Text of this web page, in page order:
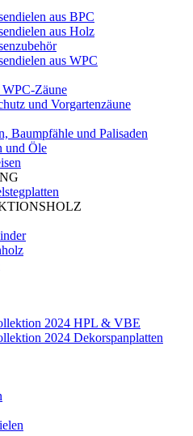
aus BPC
aus Holz
aus WPC
Zäune
und Vorgartenzäune
Baumpfähle und Palisaden
und Öle
2024 HPL & VBE
2024 Dekorspanplatten